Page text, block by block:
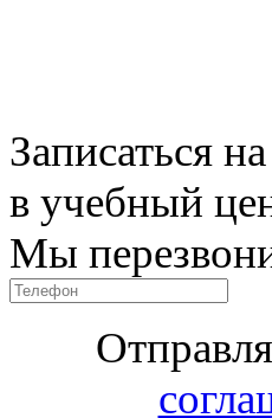
Записаться
в учебный
Мы